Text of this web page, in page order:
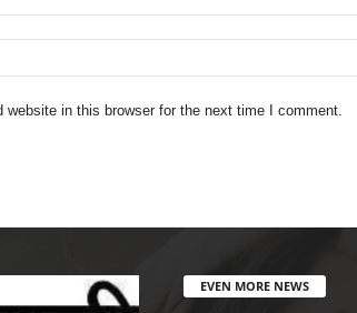
website in this browser for the next time I comment.
EVEN MORE NEWS